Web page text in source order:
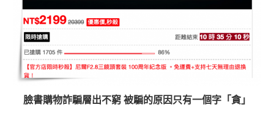
臉書購物詐騙層出不窮 被騙的原因只有一個字「貪」